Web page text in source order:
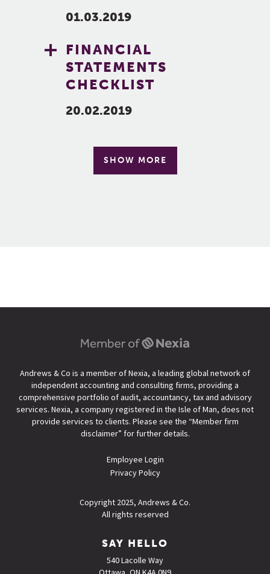
01.03.2019
FINANCIAL
STATEMENTS
CHECKLIST
20.02.2019
SHOW MORE
Andrews & Co is a member of Nexia, a leading global network of
independent accounting and consulting firms, providing a
comprehensive portfolio of audit, accountancy, tax and advisory
services. Nexia, a company registered in the Isle of Man, does not
provide services to clients. Please see the “Member firm
disclaimer” for further details.
Employee Login
Privacy Policy
Copyright 2025, Andrews & Co.
All rights reserved
SAY HELLO
540 Lacolle Way